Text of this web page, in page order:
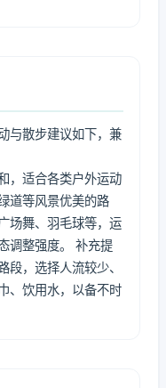
与散步建议如下，兼
，适合各类户外运动
道等风景优美的路
场舞、羽毛球等，运
调整强度。 补充提
段，选择人流较少、
、饮用水，以备不时